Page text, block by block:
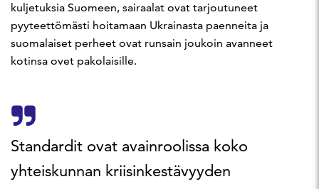
kuljetuksia Suomeen, sairaalat ovat tarjoutuneet
pyyteettömästi hoitamaan Ukrainasta paenneita ja
suomalaiset perheet ovat runsain joukoin avanneet
kotinsa ovet pakolaisille.
Standardit ovat avainroolissa koko
yhteiskunnan kriisinkestävyyden